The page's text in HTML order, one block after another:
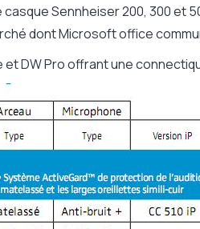
Sennheiser 200, 300 et
dont Microsoft office
DW Pro offrant une